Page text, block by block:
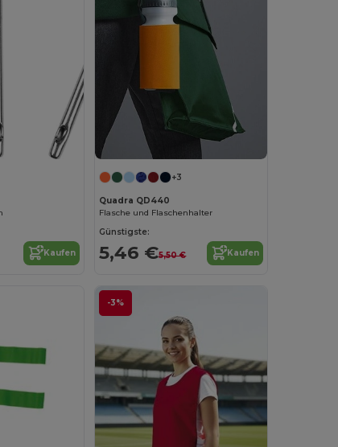
Kaufen
+3
Quadra QD440
Flasche und Flaschenhalter
Günstigste:
5,46 €5,50 € Kaufen
-3%